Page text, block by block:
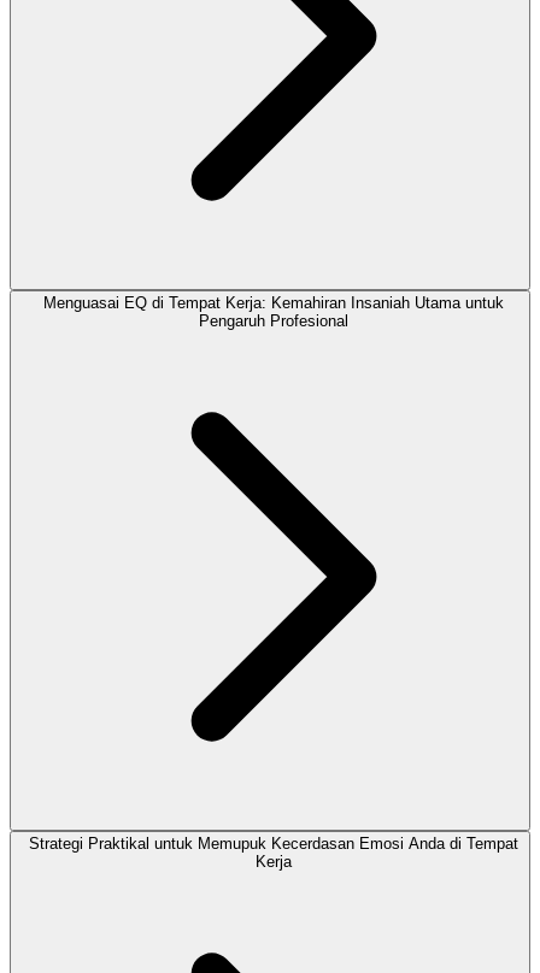
Menguasai EQ di Tempat Kerja: Kemahiran Insaniah Utama untuk
Pengaruh Profesional
Strategi Praktikal untuk Memupuk Kecerdasan Emosi Anda di Tempat
Kerja